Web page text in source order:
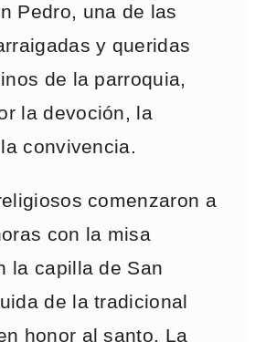
Pedro, una de las
y queridas
de la parroquia,
la devoción, la
convivencia.
comenzaron a
con la misa
la capilla de San
de la tradicional
honor al santo. La